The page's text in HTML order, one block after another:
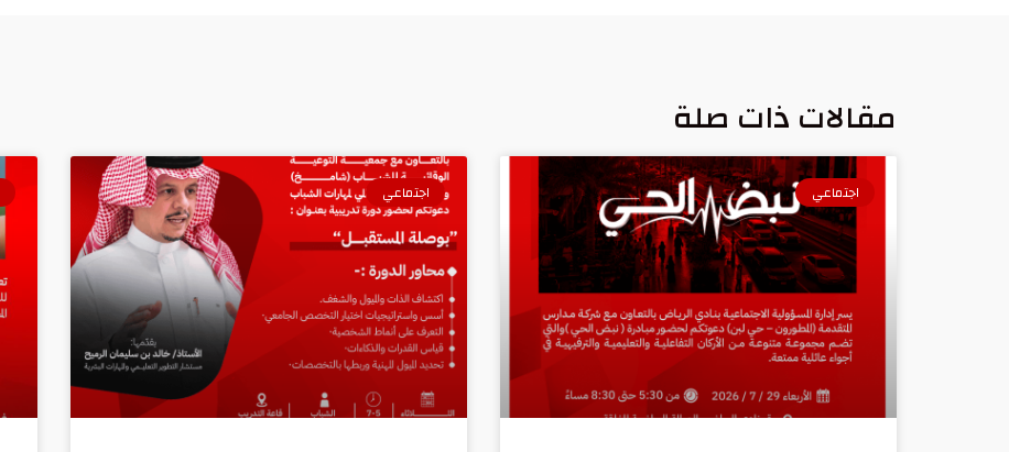
مقالات ذات صلة
اجتماعي اجتماعي